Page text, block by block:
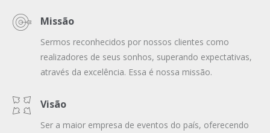
Missão
Sermos reconhecidos por nossos clientes como
realizadores de seus sonhos, superando expectativas,
através da excelência. Essa é nossa missão.
Visão
Ser a maior empresa de eventos do país, oferecendo